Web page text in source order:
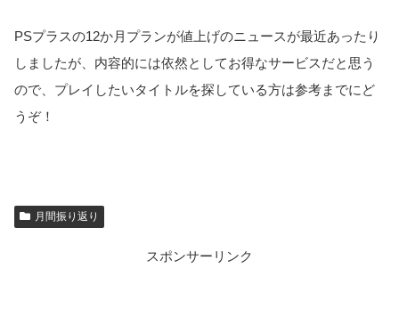
PSプラスの12か月プランが値上げのニュースが最近あったり
しましたが、内容的には依然としてお得なサービスだと思う
ので、プレイしたいタイトルを探している方は参考までにど
うぞ！
月間振り返り
スポンサーリンク